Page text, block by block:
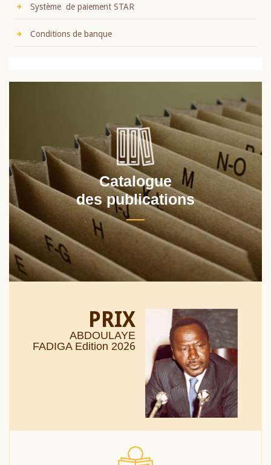
Système de paiement STAR
Conditions de banque
Catalogue
des publications
PRIX
ABDOULAYE
FADIGA Edition 2026